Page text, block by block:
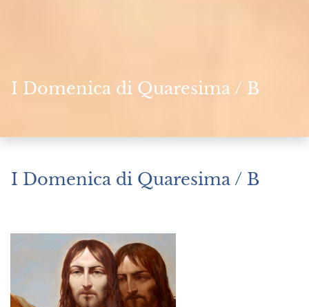
I Domenica di Quaresima / B
I Domenica di Quaresima / B